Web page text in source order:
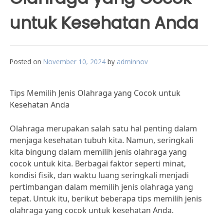
untuk Kesehatan Anda
Posted on November 10, 2024 by adminnov
Tips Memilih Jenis Olahraga yang Cocok untuk
Kesehatan Anda
Olahraga merupakan salah satu hal penting dalam
menjaga kesehatan tubuh kita. Namun, seringkali
kita bingung dalam memilih jenis olahraga yang
cocok untuk kita. Berbagai faktor seperti minat,
kondisi fisik, dan waktu luang seringkali menjadi
pertimbangan dalam memilih jenis olahraga yang
tepat. Untuk itu, berikut beberapa tips memilih jenis
olahraga yang cocok untuk kesehatan Anda.